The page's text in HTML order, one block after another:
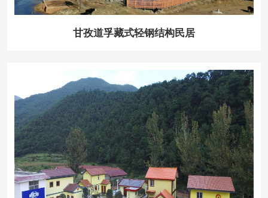
甘孜道孚藏式轻钢结构民居